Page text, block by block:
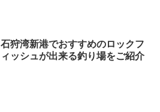
石狩湾新港でおすすめのロックフ
ィッシュが出来る釣り場をご紹介